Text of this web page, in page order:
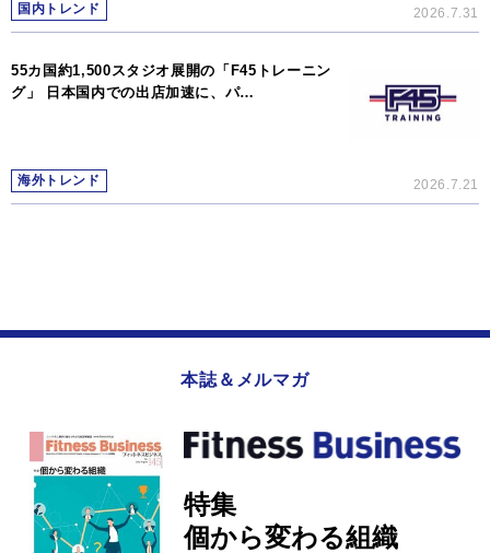
国内トレンド 2026.7.31
55カ国約1,500スタジオ展開の「F45トレーニン
グ」 日本国内での出店加速に、パ…
海外トレンド 2026.7.21
本誌＆メルマガ
特集
個から変わる組織